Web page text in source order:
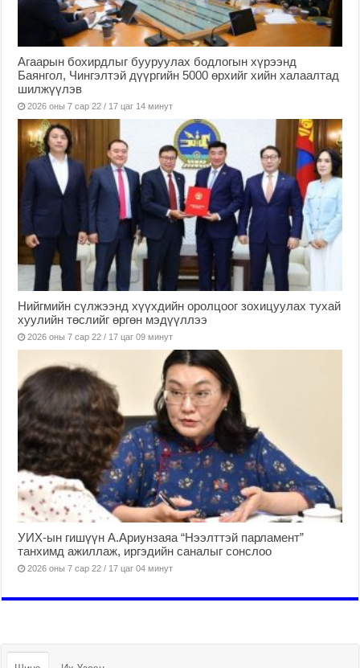
Агаарын бохирдлыг бууруулах бодлогын хүрээнд
Баянгол, Чингэлтэй дүүргийн 5000 өрхийг хийн халаалтад
шилжүүлэв
2026 оны 7 сар 22 / 17 цаг 14 минут
Нийгмийн сүлжээнд хүүхдийн оролцоог зохицуулах тухай
хуулийн төслийг өргөн мэдүүллээ
2026 оны 7 сар 22 / 17 цаг 09 минут
УИХ-ын гишүүн А.Ариунзаяа “Нээлттэй парламент”
танхимд ажиллаж, иргэдийн саналыг сонслоо
2026 оны 7 сар 22 / 17 цаг 04 минут